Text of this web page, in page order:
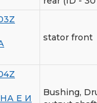
stator front
E И
Bushing,